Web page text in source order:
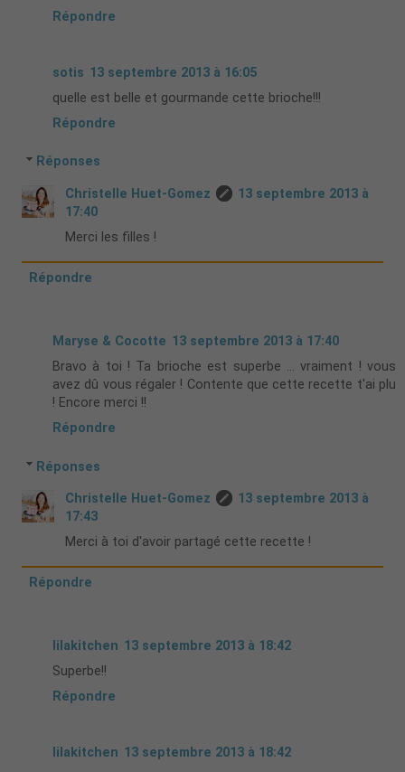
Répondre
sotis 13 septembre 2013 à 16:05
quelle est belle et gourmande cette brioche!!!
Répondre
Réponses
Christelle Huet-Gomez
13 septembre 2013 à
17:40
Merci les filles !
Répondre
Maryse & Cocotte 13 septembre 2013 à 17:40
Bravo à toi ! Ta brioche est superbe ... vraiment ! vous
avez dû vous régaler ! Contente que cette recette t'ai plu
! Encore merci !!
Répondre
Réponses
Christelle Huet-Gomez
13 septembre 2013 à
17:43
Merci à toi d'avoir partagé cette recette !
Répondre
lilakitchen 13 septembre 2013 à 18:42
Superbe!!
Répondre
lilakitchen 13 septembre 2013 à 18:42